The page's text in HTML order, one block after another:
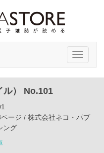
Toggle
ル） No.101
ージ / 株式会社ネコ・パブ
ング